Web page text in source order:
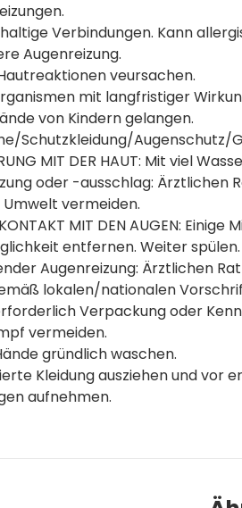
Verbindungen. Kann
Augenreizung.
veursachen.
mit langfristiger
von Kindern gelangen.
Schutzkleidung/Augenschutz/
MIT DER HAUT: Mit viel
oder -ausschlag:
Umwelt vermeiden.
KONTAKT MIT DEN AUGEN:
entfernen. Weiter spülen.
Augenreizung: Ärztlichen
lokalen/nationalen
Verpackung oder
vermeiden.
gründlich waschen.
Kleidung ausziehen und vor
aufnehmen.